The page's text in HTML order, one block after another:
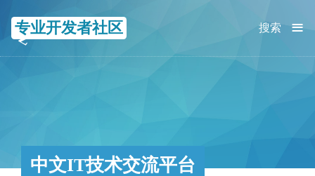
专业开发者社区 ≡
搜索
中文IT技术交流平台